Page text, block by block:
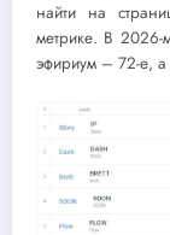
найти на
метрике. В 2026-
эфириум – 72-е,